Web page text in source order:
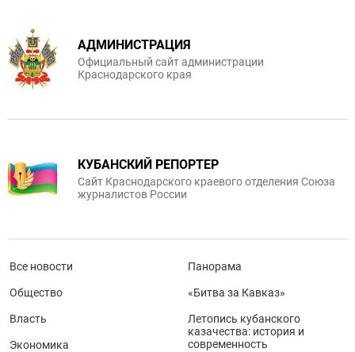
АДМИНИСТРАЦИЯ
Официальный сайт администрации
Краснодарского края
КУБАНСКИЙ РЕПОРТЕР
Сайт Краснодарского краевого отделения Союза
журналистов России
Все новости
Общество
Власть
Экономика
Панорама
«Битва за Кавказ»
Летопись кубанского
казачества: история и
современность